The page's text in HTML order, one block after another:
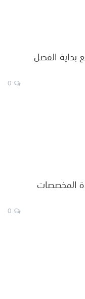
بداية الفصل
المخصصات